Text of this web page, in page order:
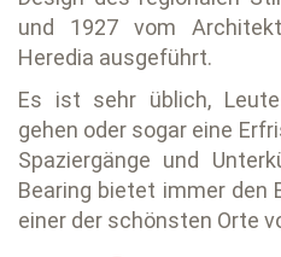
und 1927 vom
Heredia ausgeführt.
Es ist sehr üblich,
gehen oder sogar eine
Spaziergänge und
Bearing bietet immer den
einer der schönsten Orte